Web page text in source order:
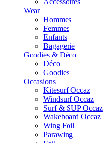
Accessoires
Wear
Hommes
Femmes
Enfants
Bagagerie
Goodies & Déco
Déco
Goodies
Occasions
Kitesurf Occaz
Windsurf Occaz
Surf & SUP Occaz
Wakeboard Occaz
Wing Foil
Parawing